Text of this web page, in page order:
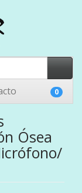
0
Ósea